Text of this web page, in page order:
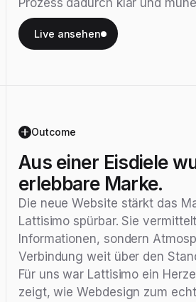
Prozess dadurch klar und
Live ansehen
Outcome
Aus einer Eisdiele
erlebbare Marke.
Die neue Website stärkt das
Lattisimo spürbar. Sie
Informationen, sondern
Verbindung weit über den
Für uns war Lattisimo ein
zeigt, wie Webdesign zum